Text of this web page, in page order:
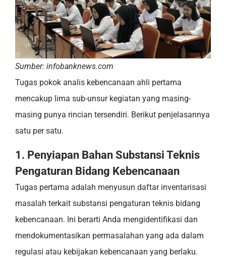
Sumber: infobanknews.com
Tugas pokok analis kebencanaan ahli pertama
mencakup lima sub-unsur kegiatan yang masing-
masing punya rincian tersendiri. Berikut penjelasannya
satu per satu.
1. Penyiapan Bahan Substansi Teknis
Pengaturan Bidang Kebencanaan
Tugas pertama adalah menyusun daftar inventarisasi
masalah terkait substansi pengaturan teknis bidang
kebencanaan. Ini berarti Anda mengidentifikasi dan
mendokumentasikan permasalahan yang ada dalam
regulasi atau kebijakan kebencanaan yang berlaku.